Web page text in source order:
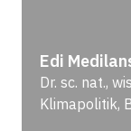
Edi
Dr. sc. nat.,
Klimapolitik,